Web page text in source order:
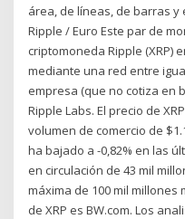
área, de líneas, de barras y
Ripple / Euro Este par de
criptomoneda Ripple (XRP)
mediante una red entre
empresa (que no cotiza en
Ripple Labs. El precio de
volumen de comercio de
ha bajado a -0,82% en las
en circulación de 43 mil
máxima de 100 mil millones
de XRP es BW.com. Los